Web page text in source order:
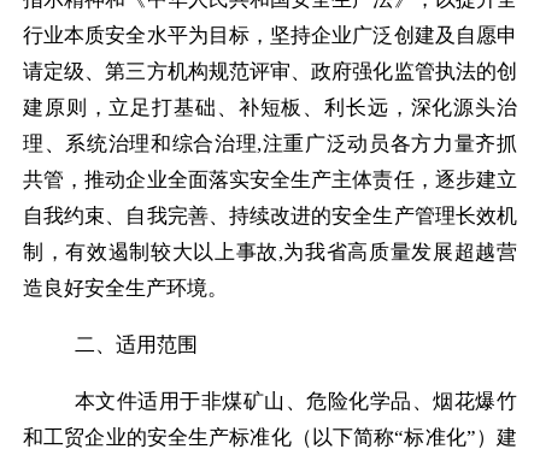
行业本质安全水平为目标，坚持企业广泛创建及自愿申
请定级、第三方机构规范评审、政府强化监管执法的创
建原则
，立足打基础、补短板、利长远，深化源头治
理、系统治理和综合治理,注重广泛动员各方力量齐抓
共管，推动企业全面落实安全生产主体责任，逐步建立
自我约束、自我完善、持续改进的安全生产管理长效机
制，有效遏制较大以上事故,为我省高质量发展超越营
造良好安全生产环境。
二、适用范围
本文件适用于非煤矿山、危险化学品、烟花爆竹
和工贸企业的安全生产标准化（以下简称“标准化”）建